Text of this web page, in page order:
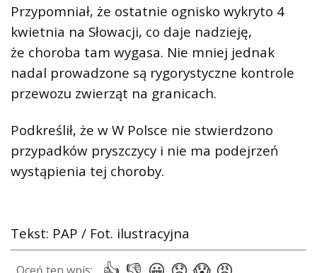
Przypomniał, że ostatnie ognisko wykryto 4
kwietnia na Słowacji, co daje nadzieję,
że choroba tam wygasa. Nie mniej jednak
nadal prowadzone są rygorystyczne kontrole
przewozu zwierząt na granicach.
Podkreślił, że w W Polsce nie stwierdzono
przypadków pryszczycy i nie ma podejrzeń
wystąpienia tej choroby.
Tekst: PAP / Fot. ilustracyjna